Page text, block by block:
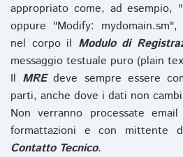
appropriato come, ad esempio,
oppure "Modify:
nel corpo il Modulo di
messaggio testuale puro (plain
Il MREdeve sempre essere
parti, anche dove i dati non
Non verranno processate
formattazioni e con mittente
Contatto Tecnico.